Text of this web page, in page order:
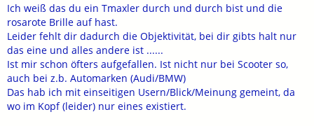
Ich weiß das du ein Tmaxler durch und durch bist und die
rosarote Brille auf hast.
Leider fehlt dir dadurch die Objektivität, bei dir gibts halt nur
das eine und alles andere ist ......
Ist mir schon öfters aufgefallen. Ist nicht nur bei Scooter so,
auch bei z.b. Automarken (Audi/BMW)
Das hab ich mit einseitigen Usern/Blick/Meinung gemeint, da
wo im Kopf (leider) nur eines existiert.